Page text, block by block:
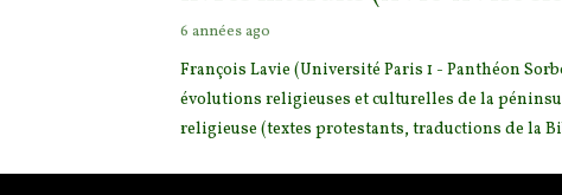
6 années ago
François Lavie (Université Paris 1 - Panthéon
évolutions religieuses et culturelles de la pénins
religieuse (textes protestants, traductions de la